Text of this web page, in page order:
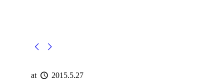
at 2015.5.27